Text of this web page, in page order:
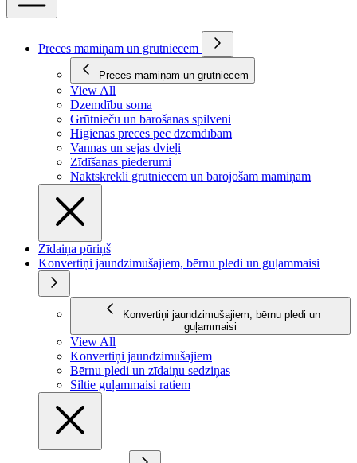
Preces māmiņām un grūtniecēm
Preces māmiņām un grūtniecēm
View All
Dzemdību soma
Grūtnieču un barošanas spilveni
Higiēnas preces pēc dzemdībām
Vannas un sejas dvieļi
Zīdīšanas piederumi
Naktskrekli grūtniecēm un barojošām māmiņām
Zīdaiņa pūriņš
Konvertiņi jaundzimušajiem, bērnu pledi un guļammaisi
Konvertiņi jaundzimušajiem, bērnu pledi un
guļammaisi
View All
Konvertiņi jaundzimušajiem
Bērnu pledi un zīdaiņu sedziņas
Siltie guļammaisi ratiem